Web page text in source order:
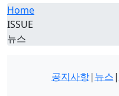
Home
ISSUE
뉴스
공지사항| 뉴스|